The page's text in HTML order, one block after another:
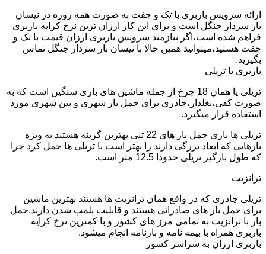
ارائه سرویس باربری با تک و جفت به صورت همه روزه در نیسان
بار سردار جنگل است و برای این کار ارزان ترین نرخ کرایه باربری
فراهم شده است،اگر نیازمند سرویس باربری ارزان قیمت با تک و
جفت هستید،میتوانید همین حالا با نیسان بار سردار جنگل تماس
بگیرید.
باربری با تریلی
تریلی یا همان 18 چرخ از جمله ماشین های باری سنگین است که به
صورت کفی،بغلدار،چادری برای حمل بار شهری و بین شهری مورد
استفاده قرار میگیرد.
تریلی ها باری حمل بار های 22 تنی بهترین گزینه هستند به ویژه
بارهایی که ابعاد بزرگی دارند را بهتر است با تریلی ها حمل کرد چرا
که طول بارگیر تریلی حدودا 12.5 متر است.
ترانزیت
تریلی چادری که در واقع همان ترانزیت ها هستند بهترین ماشین
برای حمل بار های صادراتی هستند و قابلیت پلمپ شدن دارند.حمل
بار با ترانزیت به تمامی مرز های کشور و با کمترین نرخ کرایه
باربری همراه با بیمه نامه و بارنامه انجام میشود.
باربری ارزان به سراسر کشور